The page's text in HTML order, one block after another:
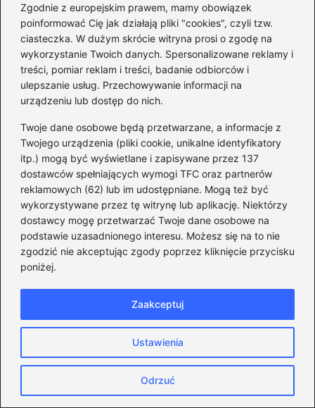
Zgodnie z europejskim prawem, mamy obowiązek
poinformować Cię jak działają pliki "cookies", czyli tzw.
ciasteczka. W dużym skrócie witryna prosi o zgodę na
wykorzystanie Twoich danych. Spersonalizowane reklamy i
treści, pomiar reklam i treści, badanie odbiorców i
ulepszanie usług. Przechowywanie informacji na
urządzeniu lub dostęp do nich.
Twoje dane osobowe będą przetwarzane, a informacje z
Twojego urządzenia (pliki cookie, unikalne identyfikatory
itp.) mogą być wyświetlane i zapisywane przez 137
dostawców spełniających wymogi TFC oraz partnerów
reklamowych (62) lub im udostępniane. Mogą też być
wykorzystywane przez tę witrynę lub aplikację. Niektórzy
dostawcy mogę przetwarzać Twoje dane osobowe na
podstawie uzasadnionego interesu. Możesz się na to nie
zgodzić nie akceptując zgody poprzez kliknięcie przycisku
poniżej.
Ustawienia
Odrzuć
Zaakceptuj
Powiązane wpisy:
Krzysztof Bosak – życie i osiągnięcia
kontrowersyjnego polityka, które warto
poznać
Czy Mentzen ma dzieci? Poznaj imiona
jego pociech i ich historie
Krzysztof Bosak – kontrowersje i
osiągnięcia, które warto poznać
Zaskakujące wyniki głosowań: jak
głosowali posłowie Konfederacji?
Bosak w Sejmie: Czy kontrowersje
prowadzą do jego odwołania?
Co z Bosakiem? Spojrzenie na
kontrowersje i przyszłość polityki w
Czy Grzegorz Braun odszedł? Ostatnie
kontrowersyjne wieści na temat polityka